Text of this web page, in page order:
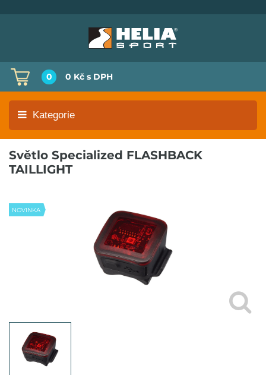
0 0 Kč s DPH
Kategorie
Světlo Specialized FLASHBACK
TAILLIGHT
NOVINKA